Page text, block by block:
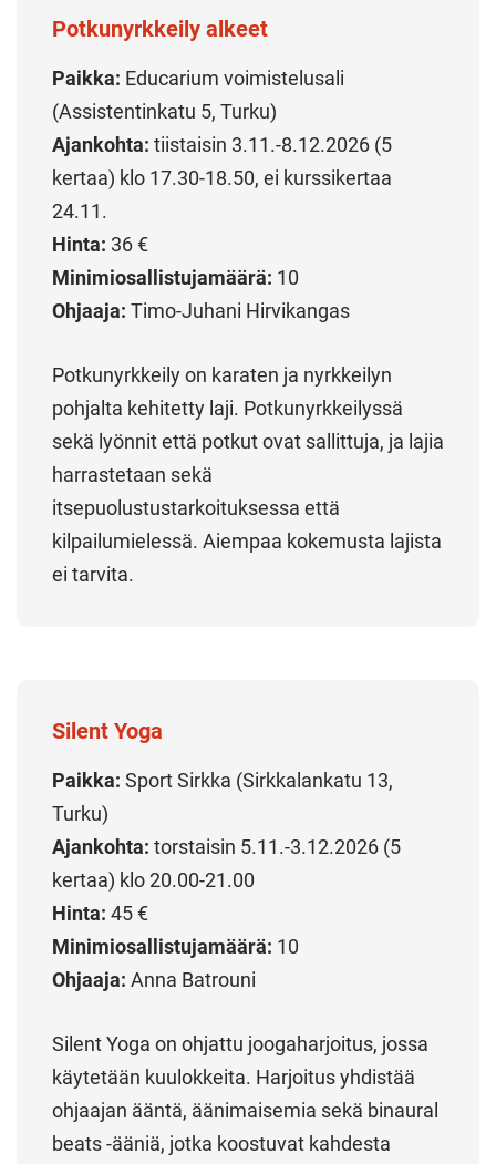
Potkunyrkkeily alkeet
Paikka: Educarium voimistelusali
(Assistentinkatu 5, Turku)
Ajankohta: tiistaisin 3.11.-8.12.2026 (5
kertaa) klo 17.30-18.50, ei kurssikertaa
24.11.
Hinta: 36 €
Minimiosallistujamäärä: 10
Ohjaaja: Timo-Juhani Hirvikangas
Potkunyrkkeily on karaten ja nyrkkeilyn
pohjalta kehitetty laji. Potkunyrkkeilyssä
sekä lyönnit että potkut ovat sallittuja, ja lajia
harrastetaan sekä
itsepuolustustarkoituksessa että
kilpailumielessä. Aiempaa kokemusta lajista
ei tarvita.
Silent Yoga
Paikka: Sport Sirkka (Sirkkalankatu 13,
Turku)
Ajankohta: torstaisin 5.11.-3.12.2026 (5
kertaa) klo 20.00-21.00
Hinta: 45 €
Minimiosallistujamäärä: 10
Ohjaaja: Anna Batrouni
Silent Yoga on ohjattu joogaharjoitus, jossa
käytetään kuulokkeita. Harjoitus yhdistää
ohjaajan ääntä, äänimaisemia sekä binaural
beats -ääniä, jotka koostuvat kahdesta